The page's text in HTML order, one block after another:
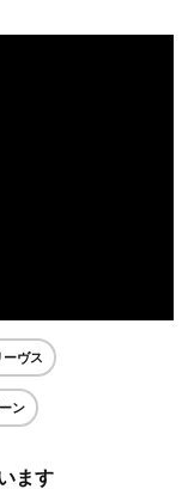
ーヴス
ン
ます